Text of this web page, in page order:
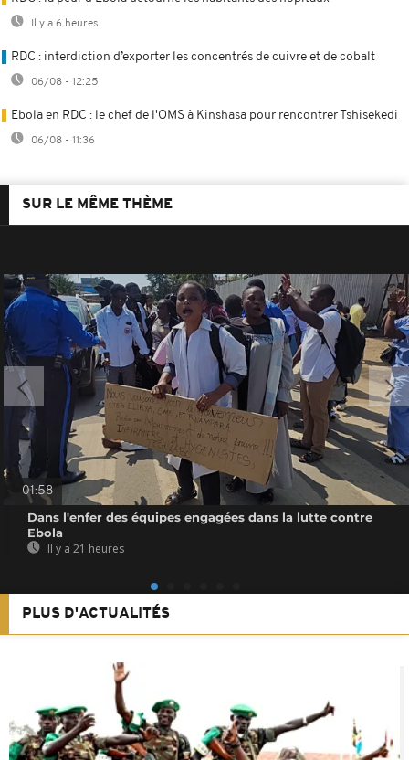
Il y a 6 heures
RDC : interdiction d’exporter les concentrés de cuivre et de cobalt
06/08 - 12:25
Ebola en RDC : le chef de l'OMS à Kinshasa pour rencontrer Tshisekedi
06/08 - 11:36
SUR LE MÊME THÈME
01:58
Dans l'enfer des équipes engagées dans la lutte contre
Ebola
Il y a 21 heures
PLUS D'ACTUALITÉS